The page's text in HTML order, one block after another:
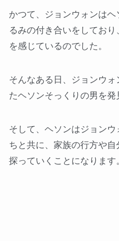
かつて、ジョンウォンは
るみの付き合いをしており
を感じているのでした。
そんなある日、ジョンウ
たヘソンそっくりの男を発
そして、ヘソンはジョン
ちと共に、家族の行方や
探っていくことになります